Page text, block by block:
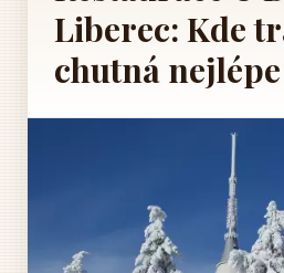
Liberec: Kde
chutná nejlépe